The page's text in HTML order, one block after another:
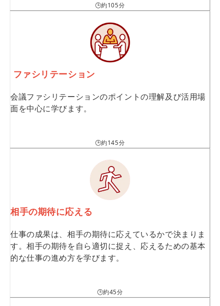
🕒約105分
ファシリテーション
会議ファシリテーションのポイントの理解及び活用場
面を中心に学びます。
🕒約145分
相手の期待に応える
仕事の成果は、相手の期待に応えているかで決まりま
す。相手の期待を自ら適切に捉え、応えるための基本
的な仕事の進め方を学びます。
🕒約45分